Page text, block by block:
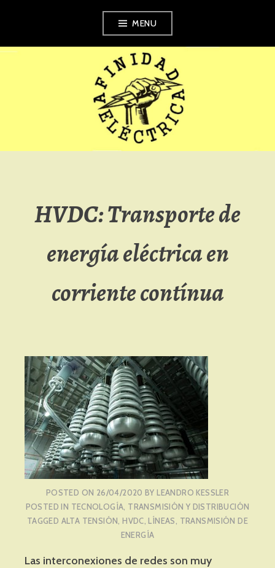
content
MENU
AFINIDAD
ELÉCTRICA
HVDC: Transporte de
energía eléctrica en
corriente contínua
POSTED ON 26/04/2020 BYLEANDRO KESSLER
POSTED IN TECNOLOGÍA, TRANSMISIÓN Y DISTRIBUCIÓN
TAGGED ALTA TENSIÓN,HVDC,LÍNEAS, TRANSMISIÓN DE
ENERGÍA
Las interconexiones de redes son muy